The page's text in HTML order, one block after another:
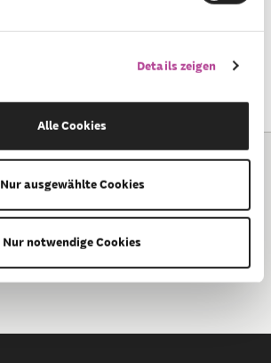
Details zeigen
Alle Cookies
Nur ausgewählte Cookies
Nur notwendige Cookies